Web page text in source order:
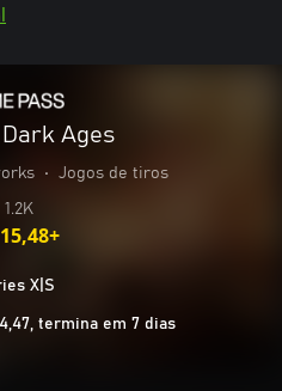
Dark Ages
• Jogos de tiros
1.2K
X|S
termina em 7 dias